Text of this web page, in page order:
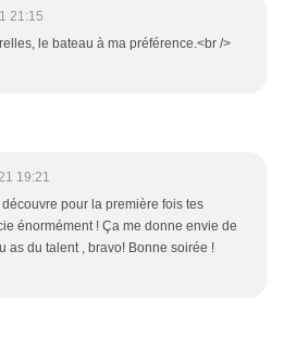
21:15
le bateau à ma préférence.<br />
19:21
pour la première fois tes
énormément ! Ça me donne envie de
as du talent , bravo! Bonne soirée !